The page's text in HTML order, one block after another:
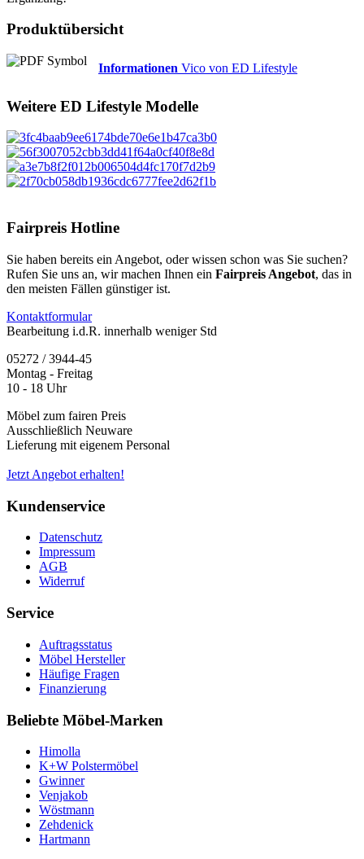
Produktübersicht
Informationen Vico von ED Lifestyle
Weitere ED Lifestyle Modelle
Fairpreis Hotline
Sie haben bereits ein Angebot, oder wissen schon was Sie suchen?
Rufen Sie uns an, wir machen Ihnen ein Fairpreis Angebot, das in
den meisten Fällen günstiger ist.
Kontaktformular
Bearbeitung i.d.R. innerhalb weniger Std
05272 / 3944-45
Montag - Freitag
10 - 18 Uhr
Möbel zum fairen Preis
Ausschließlich Neuware
Lieferung mit eigenem Personal
Jetzt Angebot erhalten!
Kundenservice
Datenschutz
Impressum
AGB
Widerruf
Service
Auftragsstatus
Möbel Hersteller
Häufige Fragen
Finanzierung
Beliebte Möbel-Marken
Himolla
K+W Polstermöbel
Gwinner
Venjakob
Wöstmann
Zehdenick
Hartmann